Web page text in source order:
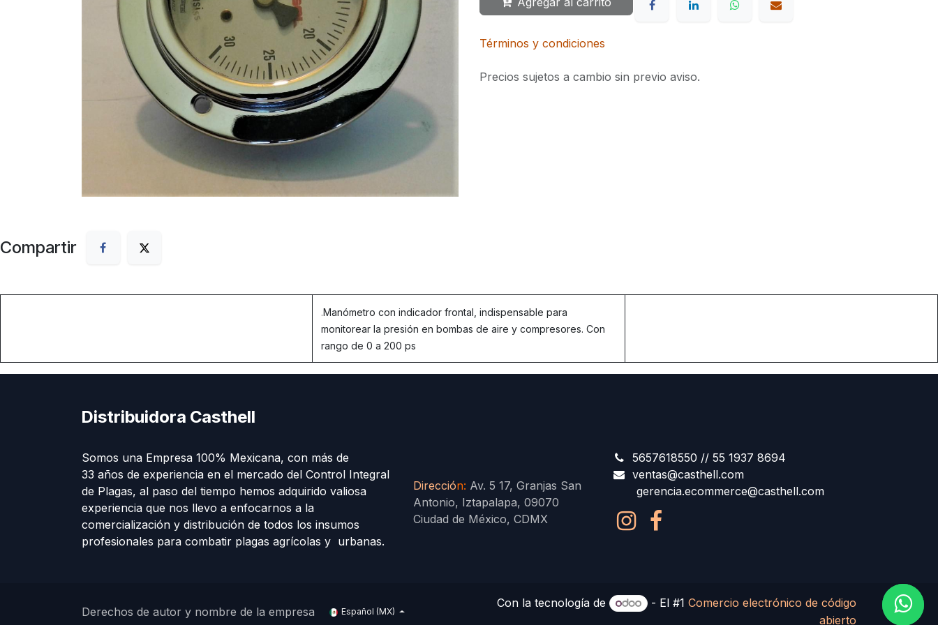
Términos y condiciones
Precios sujetos a cambio sin previo aviso.
Compartir
.Manómetro con indicador frontal, indispensable para
monitorear la presión en bombas de aire y compresores. Con
rango de 0 a 200 ps
Distribuidora Casthell
Somos una Empresa 100% Mexicana, con más de
33 años de experiencia en el mercado del Control Integral
de Plagas, al paso del tiempo hemos adquirido valiosa
experiencia que nos llevo a enfocarnos a la
comercialización y distribución de todos los insumos
profesionales para combatir plagas agrícolas y urbanas.
Dirección: Av. 5 17, Granjas San
Antonio, Iztapalapa, 09070
Ciudad de México, CDMX
5657618550 // 55 1937 8694
ventas@casthell.com
gerencia.ecommerce@casthell.com
Derechos de autor y nombre de la empresa Español (MX)
Con la tecnología de - El #1 Comercio electrónico de código
abierto